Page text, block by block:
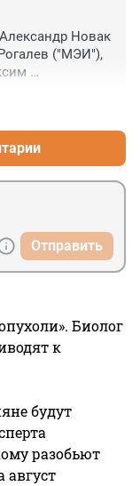
на
несколько раз.
Новак
("МЭИ"),
Отправить
Биолог
к
будут
разобьют
август